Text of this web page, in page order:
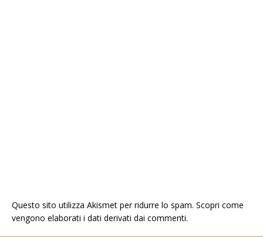
Questo sito utilizza Akismet per ridurre lo spam. Scopri come
vengono elaborati i dati derivati dai commenti.